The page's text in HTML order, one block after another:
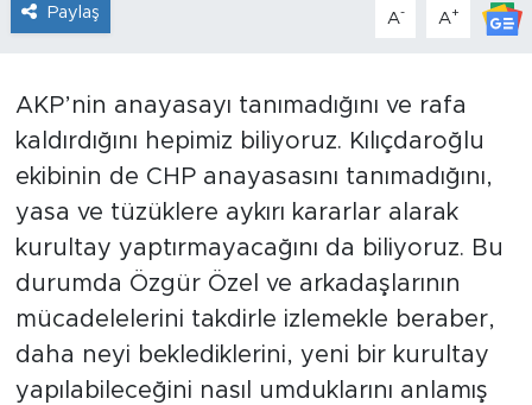
Paylaş A- A+
AKP’nin anayasayı tanımadığını ve rafa
kaldırdığını hepimiz biliyoruz. Kılıçdaroğlu
ekibinin de CHP anayasasını tanımadığını,
yasa ve tüzüklere aykırı kararlar alarak
kurultay yaptırmayacağını da biliyoruz. Bu
durumda Özgür Özel ve arkadaşlarının
mücadelelerini takdirle izlemekle beraber,
daha neyi beklediklerini, yeni bir kurultay
yapılabileceğini nasıl umduklarını anlamış
Sağlık
Tarihçe
Resmi İlanlar
Söyleşi
Foto Şaka
Teknoloji
Son Dakika Haberleri